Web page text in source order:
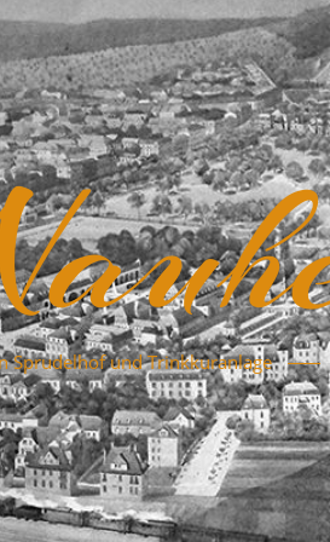
Sprudelhof und Trinkkuranlage